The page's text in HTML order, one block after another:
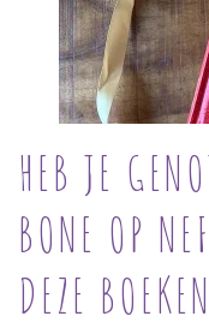
HEB JE
BONE OP
DEZE